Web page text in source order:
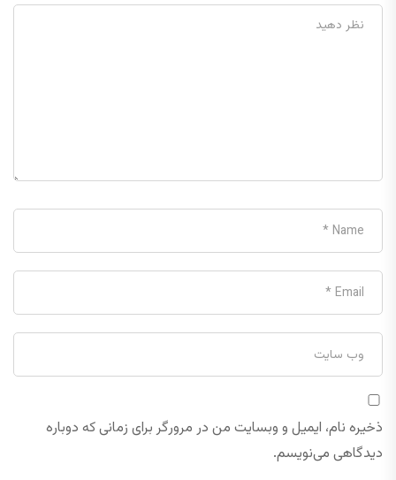
ذخیره نام، ایمیل و وبسایت من در مرورگر برای زمانی که دوباره
دیدگاهی می‌نویسم.